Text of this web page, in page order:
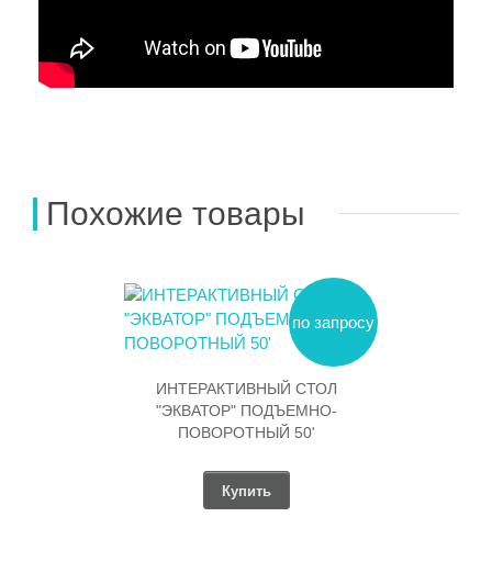
Похожие товары
по запросу
ИНТЕРАКТИВНЫЙ СТОЛ
"ЭКВАТОР" ПОДЪЕМНО-
ПОВОРОТНЫЙ 50'
Купить